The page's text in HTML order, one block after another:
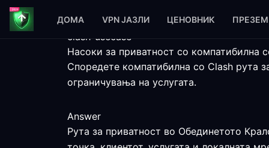
ДОМА VPN ЈАЗЛИ ЦЕНОВНИК
clash-usecase
Насоки за приватност со компатибилна
Споредете компатибилна со Clash рута
ограничувања на услугата.
Answer
Рута за приватност во Обединетото